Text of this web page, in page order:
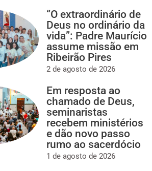
“O extraordinário de
Deus no ordinário da
vida”: Padre Maurício
assume missão em
Ribeirão Pires
2 de agosto de 2026
Em resposta ao
chamado de Deus,
seminaristas
recebem ministérios
e dão novo passo
rumo ao sacerdócio
1 de agosto de 2026